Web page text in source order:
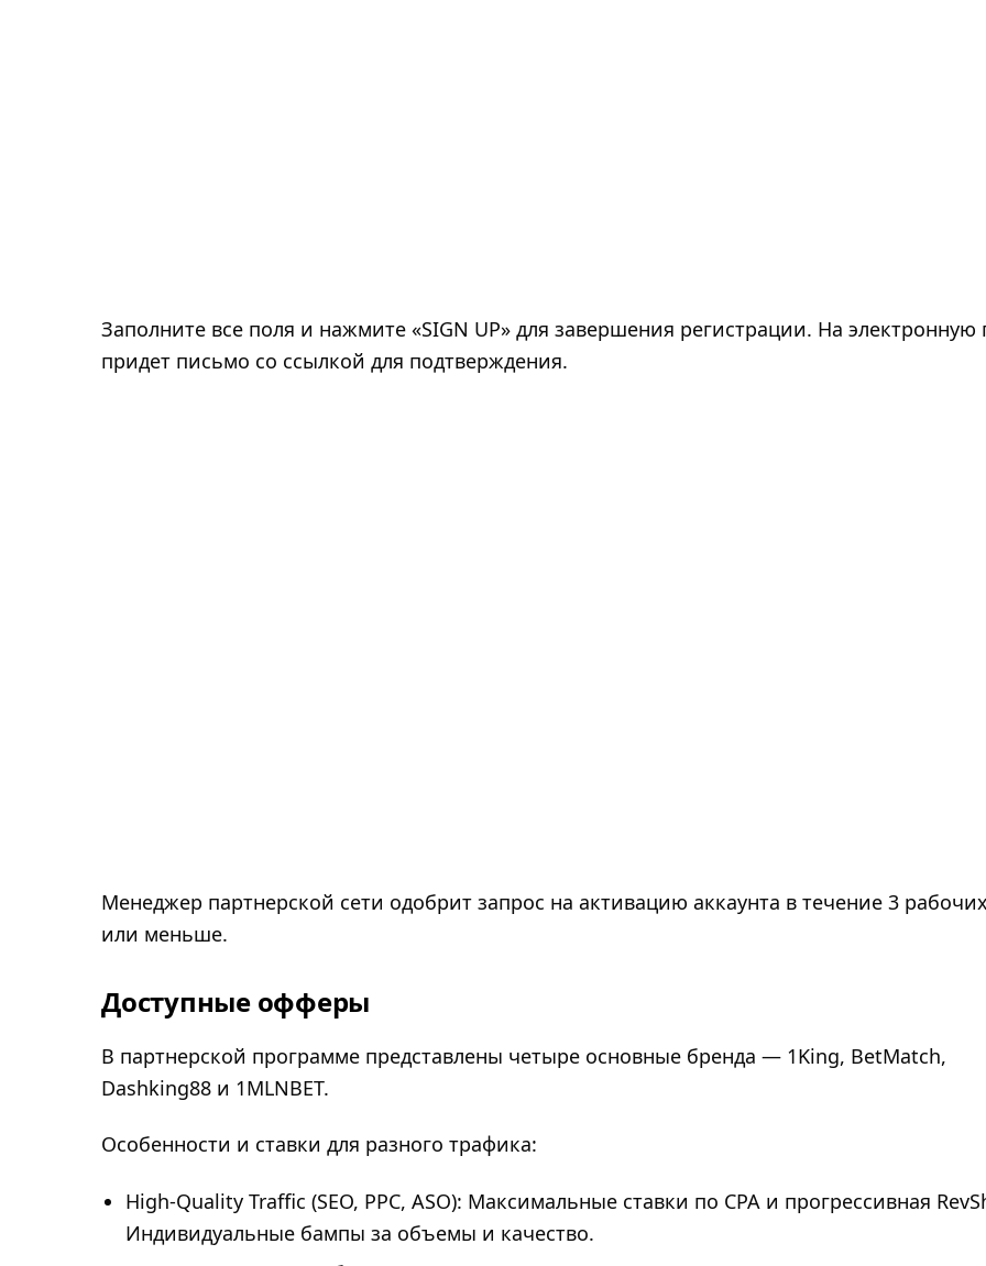
Заполните все поля и нажмите «SIGN UP» для завершения регистрации. На электронную
придет письмо со ссылкой для подтверждения.
Менеджер партнерской сети одобрит запрос на активацию аккаунта в течение 3
или меньше.
Доступные офферы
В партнерской программе представлены четыре основные бренда — 1King, BetMatch,
Dashking88 и 1MLNBET.
Особенности и ставки для разного трафика:
High-Quality Traffic (SEO, PPC, ASO): Максимальные ставки по CPA и прогрессивная
Индивидуальные бампы за объемы и качество.